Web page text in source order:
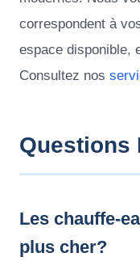
correspondent à
espace disponible,
Consultez nos
Questions
Les chauffe-
plus cher?